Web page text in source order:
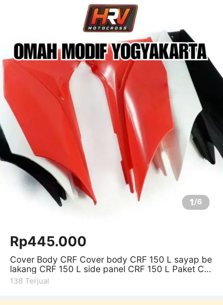
1/6
Rp445.000
Cover Body CRF Cover body CRF 150 L sayap be
lakang CRF 150 L side panel CRF 150 L Paket Co
ver Body Trail
138 Terjual